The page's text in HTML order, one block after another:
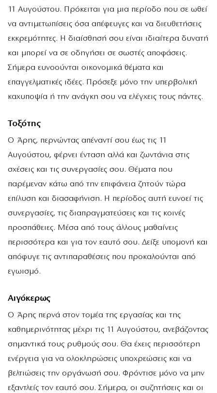
11 Αυγούστου. Πρόκειται για μια περίοδο που σε ωθεί
να αντιμετωπίσεις όσα απέφευγες και να διευθετήσεις
εκκρεμότητες. Η διαίσθησή σου είναι ιδιαίτερα δυνατή
και μπορεί να σε οδηγήσει σε σωστές αποφάσεις.
Σήμερα ευνοούνται οικονομικά θέματα και
επαγγελματικές ιδέες. Πρόσεξε μόνο την υπερβολική
καχυποψία ή την ανάγκη σου να ελέγχεις τους πάντες.
Τοξότης
Ο Άρης, περνώντας απέναντί σου έως τις 11
Αυγούστου, φέρνει ένταση αλλά και ζωντάνια στις
σχέσεις και τις συνεργασίες σου. Θέματα που
παρέμεναν κάτω από την επιφάνεια ζητούν τώρα
επίλυση και διασαφήνιση. Η περίοδος αυτή ευνοεί τις
συνεργασίες, τις διαπραγματεύσεις και τις κοινές
προσπάθειες. Μέσα από τους άλλους μαθαίνεις
περισσότερα και για τον εαυτό σου. Δείξε υπομονή και
απόφυγε τις αντιπαραθέσεις που προκαλούνται από
εγωισμό.
Αιγόκερως
Ο Άρης περνά στον τομέα της εργασίας και της
καθημερινότητας μέχρι τις 11 Αυγούστου, ανεβάζοντας
σημαντικά τους ρυθμούς σου. Θα έχεις περισσότερη
ενέργεια για να ολοκληρώσεις υποχρεώσεις και να
βελτιώσεις την οργάνωσή σου. Φρόντισε μόνο να μην
εξαντλείς τον εαυτό σου. Σήμερα, οι συζητήσεις και οι